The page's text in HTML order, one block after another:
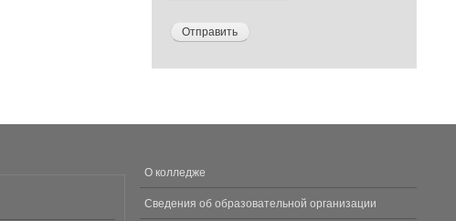
МЕНЮ
В
ПОДВАЛЕ
О колледже
Сведения об образовательной организации